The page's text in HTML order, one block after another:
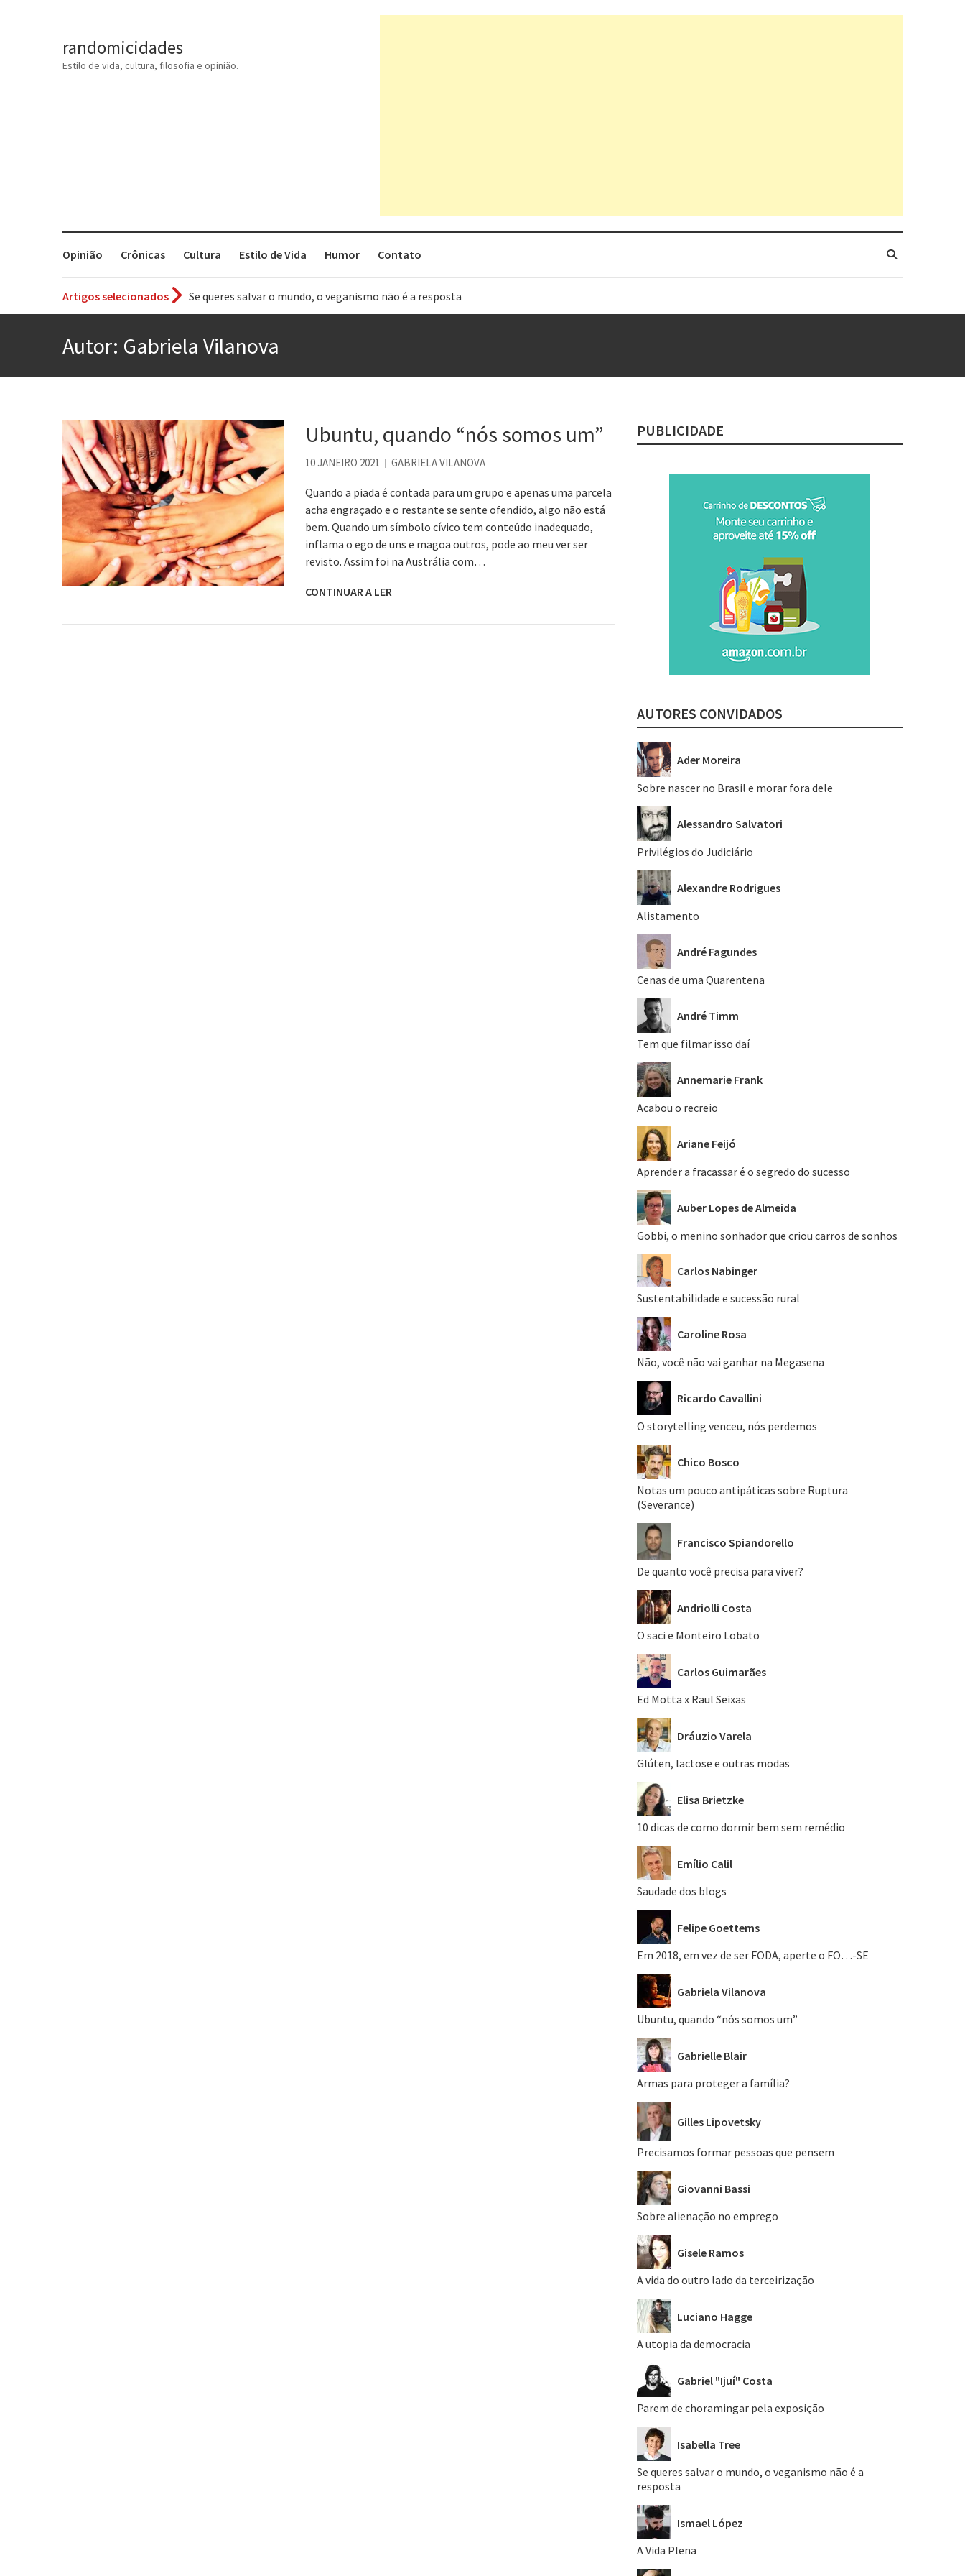
randomicidades
Estilo de vida, cultura, filosofia e opinião.
Opinião Crônicas Cultura Estilo de Vida Humor Contato
Artigos selecionados
Tem que filmar isso daí
Aprender a fracassar é o segredo do sucesso
Contardo Calligaris prega o “direito à tristeza”
Os causos de Jorge Luis Borges
Voto obrigatório é correto?
Autor: Gabriela Vilanova
Ubuntu, quando “nós somos um”
10 JANEIRO 2021 GABRIELA VILANOVA
Quando a piada é contada para um grupo e apenas uma parcela
acha engraçado e o restante se sente ofendido, algo não está
bem. Quando um símbolo cívico tem conteúdo inadequado,
inflama o ego de uns e magoa outros, pode ao meu ver ser
revisto. Assim foi na Austrália com…
CONTINUAR A LER
PUBLICIDADE
AUTORES CONVIDADOS
Ader Moreira
Sobre nascer no Brasil e morar fora dele
Alessandro Salvatori
Privilégios do Judiciário
Alexandre Rodrigues
Alistamento
André Fagundes
Cenas de uma Quarentena
André Timm
Tem que filmar isso daí
Annemarie Frank
Acabou o recreio
Ariane Feijó
Aprender a fracassar é o segredo do sucesso
Auber Lopes de Almeida
Gobbi, o menino sonhador que criou carros de sonhos
Carlos Nabinger
Sustentabilidade e sucessão rural
Caroline Rosa
Não, você não vai ganhar na Megasena
Ricardo Cavallini
O storytelling venceu, nós perdemos
Chico Bosco
Notas um pouco antipáticas sobre Ruptura
(Severance)
Francisco Spiandorello
De quanto você precisa para viver?
Andriolli Costa
O saci e Monteiro Lobato
Carlos Guimarães
Ed Motta x Raul Seixas
Dráuzio Varela
Glúten, lactose e outras modas
Elisa Brietzke
10 dicas de como dormir bem sem remédio
Emílio Calil
Saudade dos blogs
Felipe Goettems
Em 2018, em vez de ser FODA, aperte o FO…-SE
Gabriela Vilanova
Ubuntu, quando “nós somos um”
Gabrielle Blair
Armas para proteger a família?
Gilles Lipovetsky
Precisamos formar pessoas que pensem
Giovanni Bassi
Sobre alienação no emprego
Gisele Ramos
A vida do outro lado da terceirização
Luciano Hagge
A utopia da democracia
Gabriel "Ijuí" Costa
Parem de choramingar pela exposição
Isabella Tree
Se queres salvar o mundo, o veganismo não é a
resposta
Ismael López
A Vida Plena